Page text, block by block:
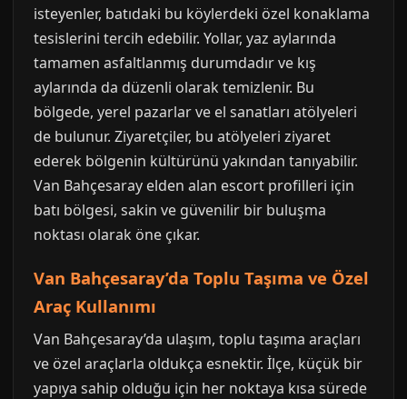
isteyenler, batıdaki bu köylerdeki özel konaklama
tesislerini tercih edebilir. Yollar, yaz aylarında
tamamen asfaltlanmış durumdadır ve kış
aylarında da düzenli olarak temizlenir. Bu
bölgede, yerel pazarlar ve el sanatları atölyeleri
de bulunur. Ziyaretçiler, bu atölyeleri ziyaret
ederek bölgenin kültürünü yakından tanıyabilir.
Van Bahçesaray elden alan escort profilleri için
batı bölgesi, sakin ve güvenilir bir buluşma
noktası olarak öne çıkar.
Van Bahçesaray’da Toplu Taşıma ve Özel
Araç Kullanımı
Van Bahçesaray’da ulaşım, toplu taşıma araçları
ve özel araçlarla oldukça esnektir. İlçe, küçük bir
yapıya sahip olduğu için her noktaya kısa sürede